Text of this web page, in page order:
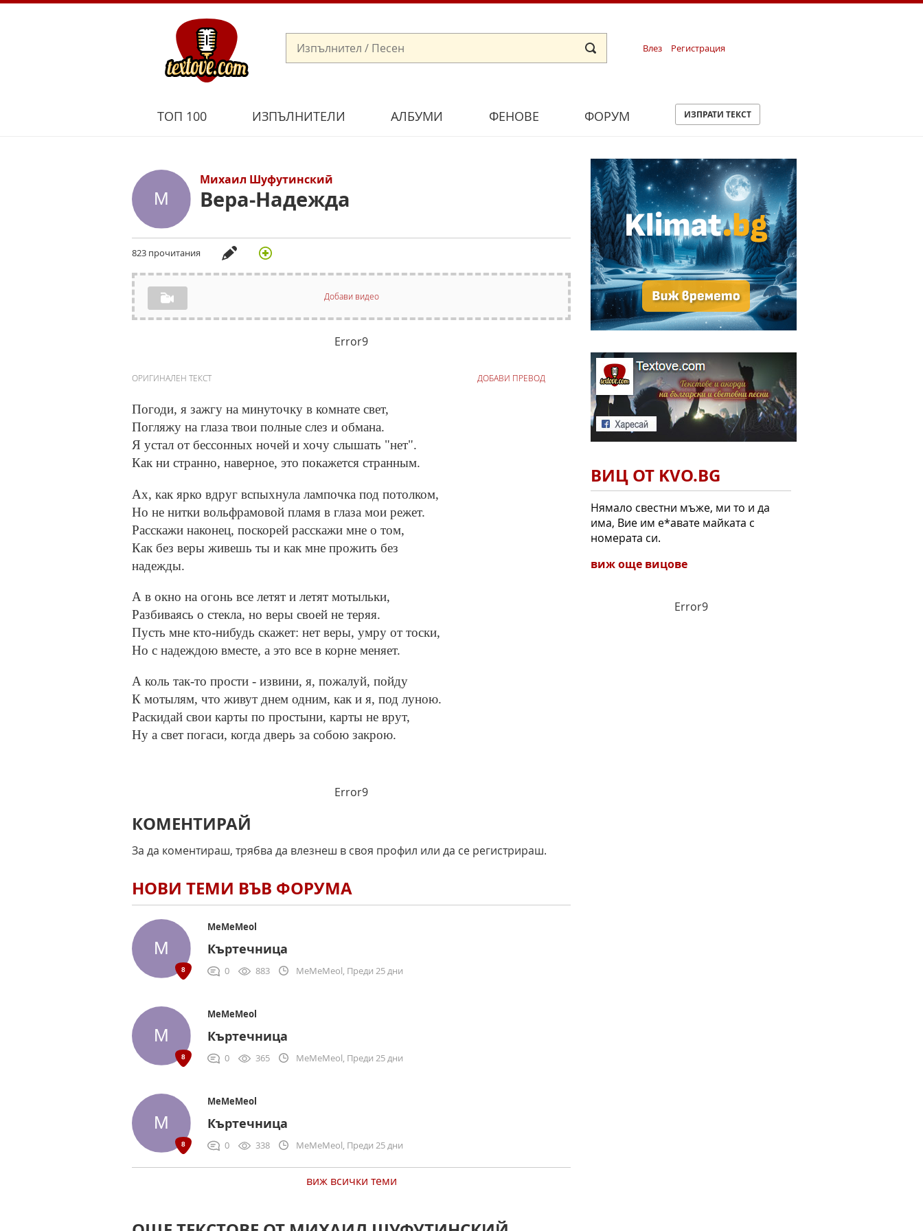
Влез Регистрация
ТОП 100 ИЗПЪЛНИТЕЛИ АЛБУМИ ФЕНОВЕ ФОРУМ ИЗПРАТИ ТЕКСТ
Михаил Шуфутинский
Вера-Надежда
823 прочитания
Добави видео
Error9
ОРИГИНАЛЕН ТЕКСТ
Погоди, я зажгу на минуточку в комнате свет,
Погляжу на глаза твои полные слез и обмана.
Я устал от бессонных ночей и хочу слышать "нет".
Как ни странно, наверное, это покажется странным.
Ах, как ярко вдруг вспыхнула лампочка под потолком,
Но не нитки вольфрамовой пламя в глаза мои режет.
Расскажи наконец, поскорей расскажи мне о том,
Как без веры живешь ты и как мне прожить без
надежды.
А в окно на огонь все летят и летят мотыльки,
Разбиваясь о стекла, но веры своей не теряя.
Пусть мне кто-нибудь скажет: нет веры, умру от тоски,
Но с надеждою вместе, а это все в корне меняет.
А коль так-то прости - извини, я, пожалуй, пойду
К мотылям, что живут днем одним, как и я, под луною.
Раскидай свои карты по простыни, карты не врут,
Ну а свет погаси, когда дверь за собою закрою.
ДОБАВИ ПРЕВОД
Error9
КОМЕНТИРАЙ
За да коментираш, трябва да влезнеш в своя профил или да се регистрираш.
НОВИ ТЕМИ ВЪВ ФОРУМА
MeMeMeol
Къртечница
0 883 MeMeMeol, Преди 25 дни
MeMeMeol
Къртечница
0 365 MeMeMeol, Преди 25 дни
MeMeMeol
Къртечница
0 338 MeMeMeol, Преди 25 дни
виж всички теми
ВИЦ ОТ KVO.BG
Нямало свестни мъже, ми то и да
има, Вие им е*авате майката с
номерата си.
виж още вицове
Error9